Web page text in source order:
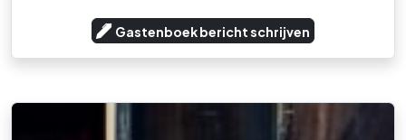
Gastenboek bericht schrijven